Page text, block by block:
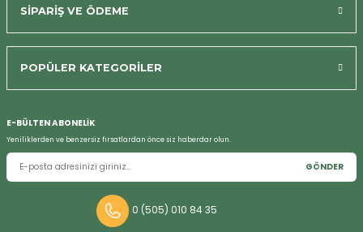
SİPARİŞ VE ÖDEME
POPÜLER KATEGORİLER
E-BÜLTEN ABONELİK
Yeniliklerden ve benzersiz fırsatlardan önce siz haberdar olun.
GÖNDER
0 (505) 010 84 35